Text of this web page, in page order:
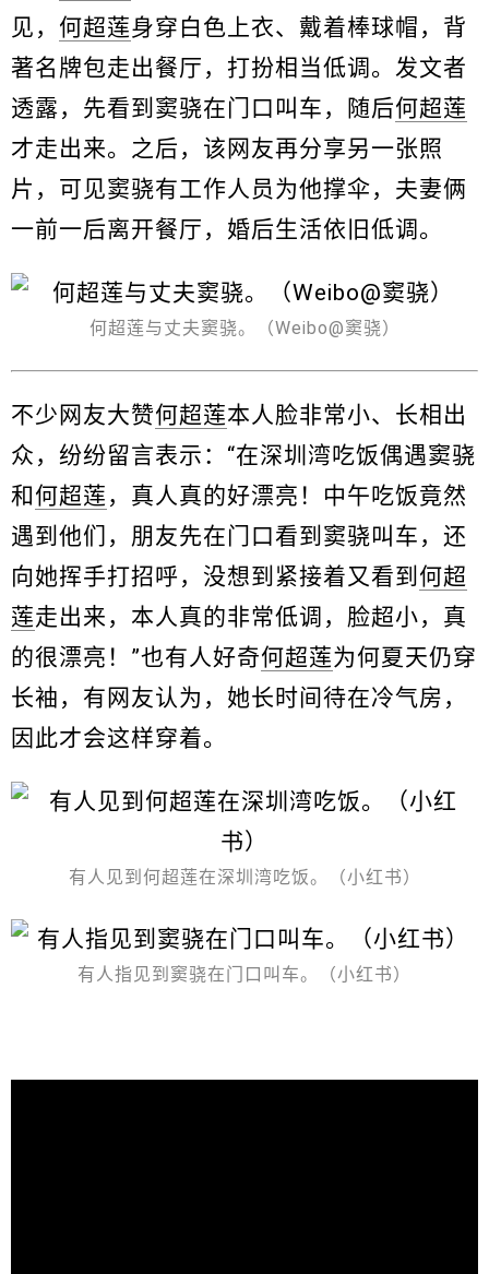
见， 何超莲身穿白色上衣、戴着棒球帽，背
著名牌包走出餐厅，打扮相当低调。发文者
透露，先看到窦骁在门口叫车，随后何超莲
才走出来。之后，该网友再分享另一张照
片，可见窦骁有工作人员为他撑伞，夫妻俩
一前一后离开餐厅，婚后生活依旧低调。
何超莲与丈夫窦骁。（Weibo@窦骁）
不少网友大赞何超莲本人脸非常小、长相出
众，纷纷留言表示：“在深圳湾吃饭偶遇窦骁
和何超莲 ，真人真的好漂亮！中午吃饭竟然
遇到他们，朋友先在门口看到窦骁叫车，还
向她挥手打招呼，没想到紧接着又看到 何超
莲走出来，本人真的非常低调，脸超小，真
的很漂亮！”也有人好奇何超莲为何夏天仍穿
长袖，有网友认为，她长时间待在冷气房，
因此才会这样穿着。
有人见到何超莲在深圳湾吃饭。（小红书）
有人指见到窦骁在门口叫车。（小红书）